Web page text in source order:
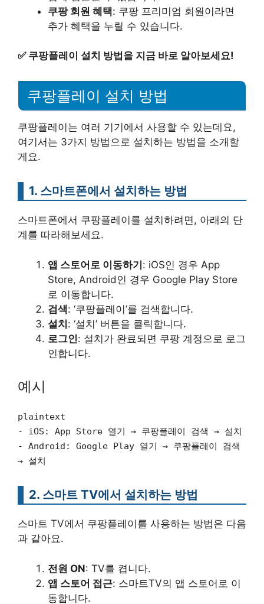
쿠팡 회원 혜택: 쿠팡 프리미엄 회원이라면
추가 혜택을 누릴 수 있습니다.
✅ 쿠팡플레이 설치 방법을 지금 바로 알아보세요!
쿠팡플레이 설치 방법
쿠팡플레이는 여러 기기에서 사용할 수 있는데요,
여기서는 3가지 방법으로 설치하는 방법을 소개할
게요.
1. 스마트폰에서 설치하는 방법
스마트폰에서 쿠팡플레이를 설치하려면, 아래의 단
계를 따라해보세요.
앱 스토어로 이동하기: iOS인 경우 App
Store, Android인 경우 Google Play Store
로 이동합니다.
검색: ‘쿠팡플레이’를 검색합니다.
설치: ‘설치’ 버튼을 클릭합니다.
로그인: 설치가 완료되면 쿠팡 계정으로 로그
인합니다.
예시
plaintext
- iOS: App Store 열기 → 쿠팡플레이 검색 → 설치
- Android: Google Play 열기 → 쿠팡플레이 검색
→ 설치
2. 스마트 TV에서 설치하는 방법
스마트 TV에서 쿠팡플레이를 사용하는 방법은 다음
과 같아요.
전원 ON: TV를 켭니다.
앱 스토어 접근: 스마트TV의 앱 스토어로 이
동합니다.